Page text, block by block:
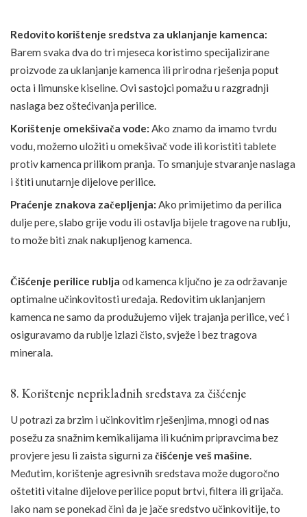
Redovito korištenje sredstva za uklanjanje kamenca:
Barem svaka dva do tri mjeseca koristimo specijalizirane
proizvode za uklanjanje kamenca ili prirodna rješenja poput
octa i limunske kiseline. Ovi sastojci pomažu u razgradnji
naslaga bez oštećivanja perilice.
Korištenje omekšivača vode: Ako znamo da imamo tvrdu
vodu, možemo uložiti u omekšivač vode ili koristiti tablete
protiv kamenca prilikom pranja. To smanjuje stvaranje naslaga
i štiti unutarnje dijelove perilice.
Praćenje znakova začepljenja: Ako primijetimo da perilica
dulje pere, slabo grije vodu ili ostavlja bijele tragove na rublju,
to može biti znak nakupljenog kamenca.
Čišćenje perilice rublja od kamenca ključno je za održavanje
optimalne učinkovitosti uređaja. Redovitim uklanjanjem
kamenca ne samo da produžujemo vijek trajanja perilice, već i
osiguravamo da rublje izlazi čisto, svježe i bez tragova
minerala.
8. Korištenje neprikladnih sredstava za čišćenje
U potrazi za brzim i učinkovitim rješenjima, mnogi od nas
posežu za snažnim kemikalijama ili kućnim pripravcima bez
provjere jesu li zaista sigurni za čišćenje veš mašine.
Međutim, korištenje agresivnih sredstava može dugoročno
oštetiti vitalne dijelove perilice poput brtvi, filtera ili grijača.
Iako nam se ponekad čini da je jače sredstvo učinkovitije, to